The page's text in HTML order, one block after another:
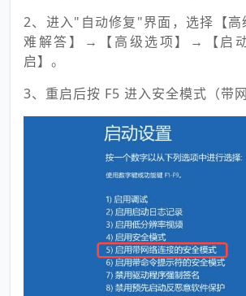
2、进入"自动修复"界面，选择【
难解答】→【高级选项】→【启
启】。
3、重启后按 F5 进入安全模式（带网